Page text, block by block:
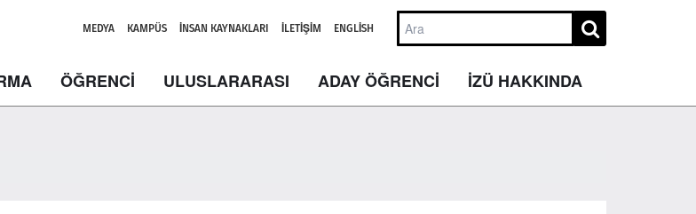
MEDYA KAMPÜS İNSAN KAYNAKLARI İLETIŞIM ENGLISH
ÖĞRENCİ ULUSLARARASI ADAY ÖĞRENCİ İZÜ HAKKINDA